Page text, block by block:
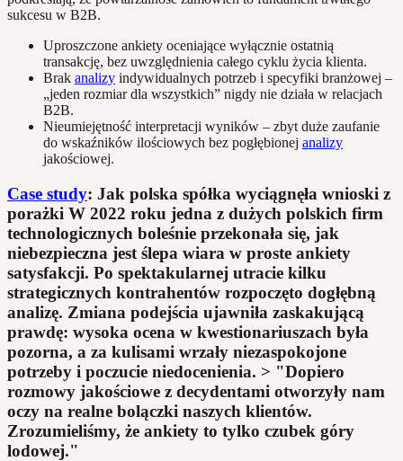
sukcesu w B2B.
Uproszczone ankiety oceniające wyłącznie ostatnią
transakcję, bez uwzględnienia całego cyklu życia klienta.
Brak analizy indywidualnych potrzeb i specyfiki branżowej –
„jeden rozmiar dla wszystkich” nigdy nie działa w relacjach
B2B.
Nieumiejętność interpretacji wyników – zbyt duże zaufanie
do wskaźników ilościowych bez pogłębionej analizy
jakościowej.
Case study: Jak polska spółka wyciągnęła wnioski z
porażki W 2022 roku jedna z dużych polskich firm
technologicznych boleśnie przekonała się, jak
niebezpieczna jest ślepa wiara w proste ankiety
satysfakcji. Po spektakularnej utracie kilku
strategicznych kontrahentów rozpoczęto dogłębną
analizę. Zmiana podejścia ujawniła zaskakującą
prawdę: wysoka ocena w kwestionariuszach była
pozorna, a za kulisami wrzały niezaspokojone
potrzeby i poczucie niedocenienia. > "Dopiero
rozmowy jakościowe z decydentami otworzyły nam
oczy na realne bolączki naszych klientów.
Zrozumieliśmy, że ankiety to tylko czubek góry
lodowej."